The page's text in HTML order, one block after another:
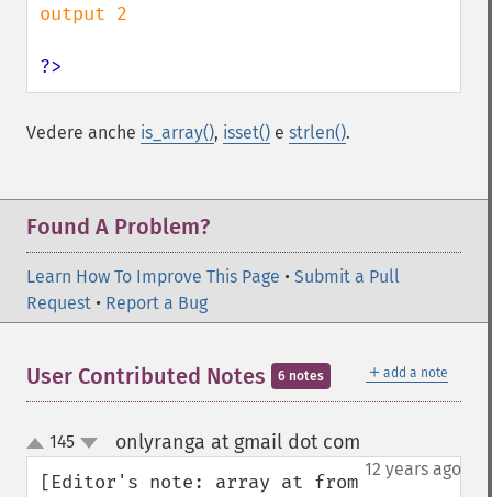
output 2
?>
Vedere anche is_array(), isset() e strlen().
Found A Problem?
Learn How To Improve This Page • Submit a Pull
Request • Report a Bug
＋ add a note
User Contributed Notes 6 notes
up
down
145 onlyranga at gmail dot com
12 years ago
[Editor's note: array at from